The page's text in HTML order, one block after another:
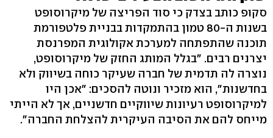
סקופ כותב בצדק כי סוד הפריצה של מיקרוסופט
בשנות ה-80 טמון בהתמקדות בבניית פלטפורמת
תוכנה שהתפתחה למערכת אקולוגית המפרנסת
יצרנים רבים. "בגלל המותג החזק של מיקרוסופט,
נוצרה לה תדמית של חברה שעיקר כוחה בשיווק ולא
בחדשנות", הוא מזכיר ונוטה להסכים: "אכן היו
למיקרוסופט רעיונות שיווקיים חדשניים, אך לא הייתי
מייחס להם את הסיבה העיקרית להצלחת החברה".